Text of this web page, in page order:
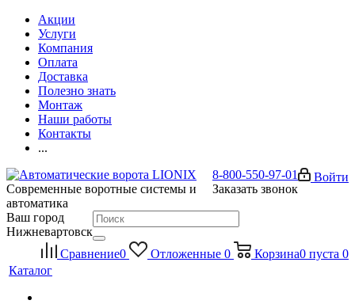
Акции
Услуги
Компания
Оплата
Доставка
Полезно знать
Монтаж
Наши работы
Контакты
...
Войти
8-800-550-97-01
Заказать звонок
Современные воротные системы и
автоматика
Ваш город
Нижневартовск
Сравнение0 Отложенные 0 Корзина0 пуста 0
Каталог